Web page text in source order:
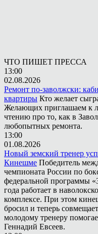
ЧТО ПИШЕТ ПРЕССА
13:00
02.08.2026
Ремонт по-заволжски:
квартиры Кто желает
Желающих приглашаем к
чтению про то, как в
любопытных ремонта.
13:00
01.08.2026
Новый земский тренер
Кинешме Победитель
чемпионата России по
федеральной программы
года работает в
комплексе. При этом
бросил и теперь
молодому тренеру
Геннадий Евсеев.